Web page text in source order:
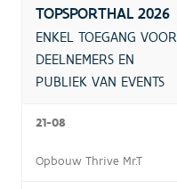
TOPSPORTHAL 2026
ENKEL TOEGANG VOOR
DEELNEMERS EN
PUBLIEK VAN EVENTS
21-08
Opbouw Thrive Mr.T